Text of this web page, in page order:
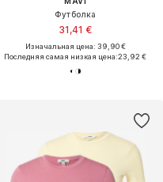
Футболка
31,41 €
Изначальная цена: 39,90 €
Последняя самая низкая цена:23,92 €